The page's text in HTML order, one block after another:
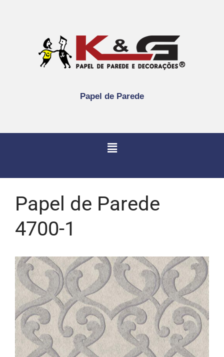
Papel de Parede
Papel de Parede
4700-1